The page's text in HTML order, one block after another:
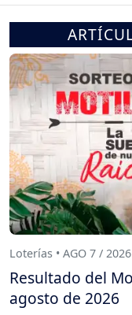
Loterías • AGO 7 / 2026
Resultado del
agosto de 2026